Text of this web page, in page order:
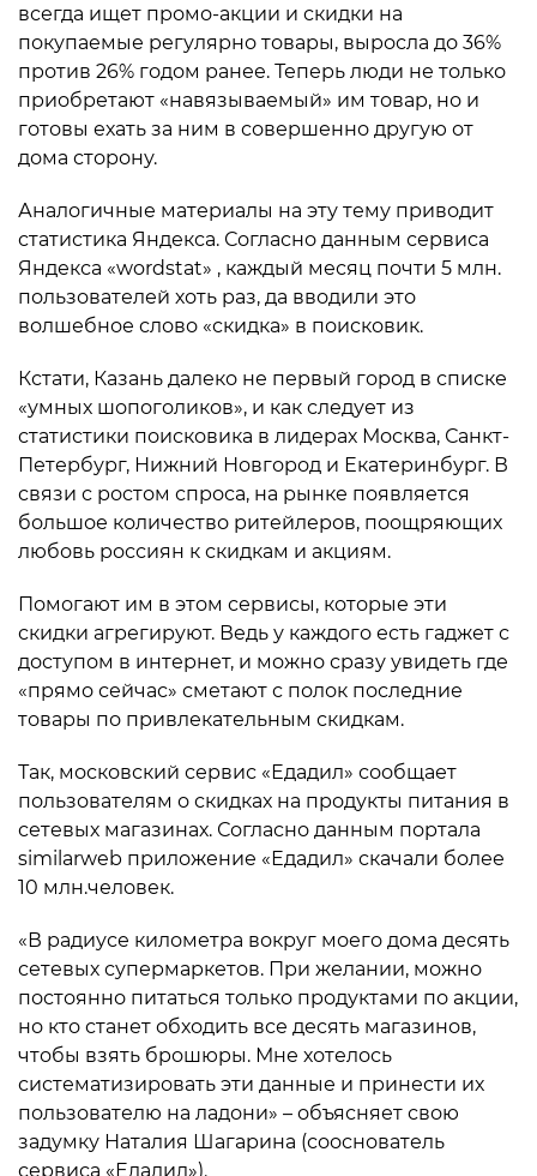
всегда ищет промо-акции и скидки на
покупаемые регулярно товары, выросла до 36%
против 26% годом ранее. Теперь люди не только
приобретают «навязываемый» им товар, но и
готовы ехать за ним в совершенно другую от
дома сторону.
Аналогичные материалы на эту тему приводит
статистика Яндекса. Согласно данным сервиса
Яндекса «wordstat» , каждый месяц почти 5 млн.
пользователей хоть раз, да вводили это
волшебное слово «скидка» в поисковик.
Кстати, Казань далеко не первый город в списке
«умных шопоголиков», и как следует из
статистики поисковика в лидерах Москва, Санкт-
Петербург, Нижний Новгород и Екатеринбург. В
связи с ростом спроса, на рынке появляется
большое количество ритейлеров, поощряющих
любовь россиян к скидкам и акциям.
Помогают им в этом сервисы, которые эти
скидки агрегируют. Ведь у каждого есть гаджет с
доступом в интернет, и можно сразу увидеть где
«прямо сейчас» сметают с полок последние
товары по привлекательным скидкам.
Так, московский сервис «Едадил» сообщает
пользователям о скидках на продукты питания в
сетевых магазинах. Согласно данным портала
similarweb приложение «Едадил» скачали более
10 млн.человек.
«В радиусе километра вокруг моего дома десять
сетевых супермаркетов. При желании, можно
постоянно питаться только продуктами по акции,
но кто станет обходить все десять магазинов,
чтобы взять брошюры. Мне хотелось
систематизировать эти данные и принести их
пользователю на ладони» – объясняет свою
задумку Наталия Шагарина (сооснователь
сервиса «Едадил»).